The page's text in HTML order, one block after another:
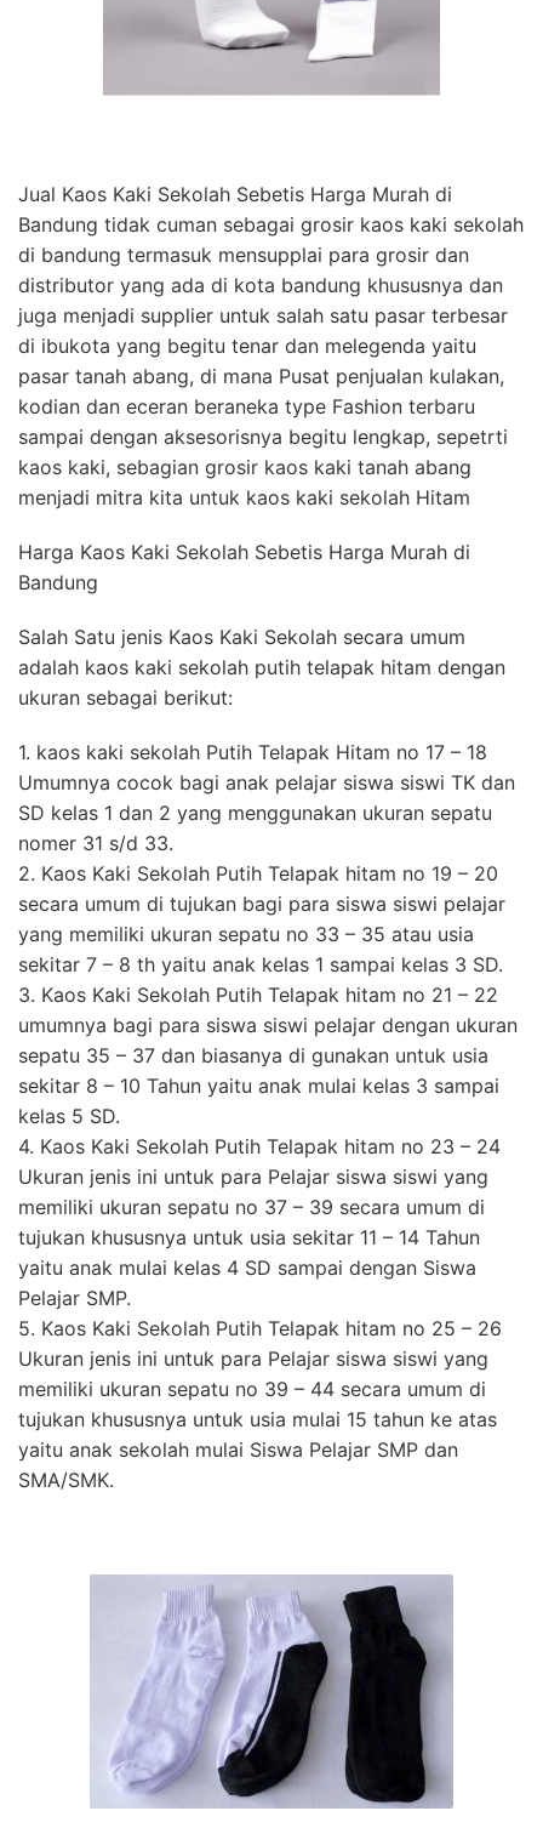
Jual Kaos Kaki Sekolah Sebetis Harga Murah di
Bandung tidak cuman sebagai grosir kaos kaki sekolah
di bandung termasuk mensupplai para grosir dan
distributor yang ada di kota bandung khususnya dan
juga menjadi supplier untuk salah satu pasar terbesar
di ibukota yang begitu tenar dan melegenda yaitu
pasar tanah abang, di mana Pusat penjualan kulakan,
kodian dan eceran beraneka type Fashion terbaru
sampai dengan aksesorisnya begitu lengkap, sepetrti
kaos kaki, sebagian grosir kaos kaki tanah abang
menjadi mitra kita untuk kaos kaki sekolah Hitam
Harga Kaos Kaki Sekolah Sebetis Harga Murah di
Bandung
Salah Satu jenis Kaos Kaki Sekolah secara umum
adalah kaos kaki sekolah putih telapak hitam dengan
ukuran sebagai berikut:
1. kaos kaki sekolah Putih Telapak Hitam no 17 – 18
Umumnya cocok bagi anak pelajar siswa siswi TK dan
SD kelas 1 dan 2 yang menggunakan ukuran sepatu
nomer 31 s/d 33.
2. Kaos Kaki Sekolah Putih Telapak hitam no 19 – 20
secara umum di tujukan bagi para siswa siswi pelajar
yang memiliki ukuran sepatu no 33 – 35 atau usia
sekitar 7 – 8 th yaitu anak kelas 1 sampai kelas 3 SD.
3. Kaos Kaki Sekolah Putih Telapak hitam no 21 – 22
umumnya bagi para siswa siswi pelajar dengan ukuran
sepatu 35 – 37 dan biasanya di gunakan untuk usia
sekitar 8 – 10 Tahun yaitu anak mulai kelas 3 sampai
kelas 5 SD.
4. Kaos Kaki Sekolah Putih Telapak hitam no 23 – 24
Ukuran jenis ini untuk para Pelajar siswa siswi yang
memiliki ukuran sepatu no 37 – 39 secara umum di
tujukan khususnya untuk usia sekitar 11 – 14 Tahun
yaitu anak mulai kelas 4 SD sampai dengan Siswa
Pelajar SMP.
5. Kaos Kaki Sekolah Putih Telapak hitam no 25 – 26
Ukuran jenis ini untuk para Pelajar siswa siswi yang
memiliki ukuran sepatu no 39 – 44 secara umum di
tujukan khususnya untuk usia mulai 15 tahun ke atas
yaitu anak sekolah mulai Siswa Pelajar SMP dan
SMA/SMK.